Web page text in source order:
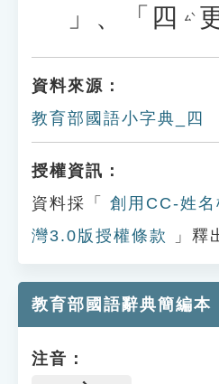
」、「 四 ㄙˋ
資料來源：
教育部國語小字典_四
授權資訊：
資料採「
創用CC-姓
灣3.0版授權條款
」釋
教育部國語辭典簡編本
注音：